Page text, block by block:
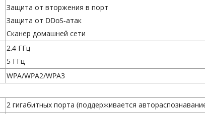
Защита от вторжения в порт
Защита от DDoS-атак
Сканер домашней сети
2,4 ГГц
5 ГГц
WPA/WPA2/WPA3
2 гигабитных порта (поддерживается